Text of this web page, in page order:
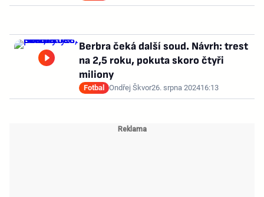
Berbra čeká další soud. Návrh: trest
na 2,5 roku, pokuta skoro čtyři
miliony
Fotbal Ondřej Škvor26. srpna 202416:13